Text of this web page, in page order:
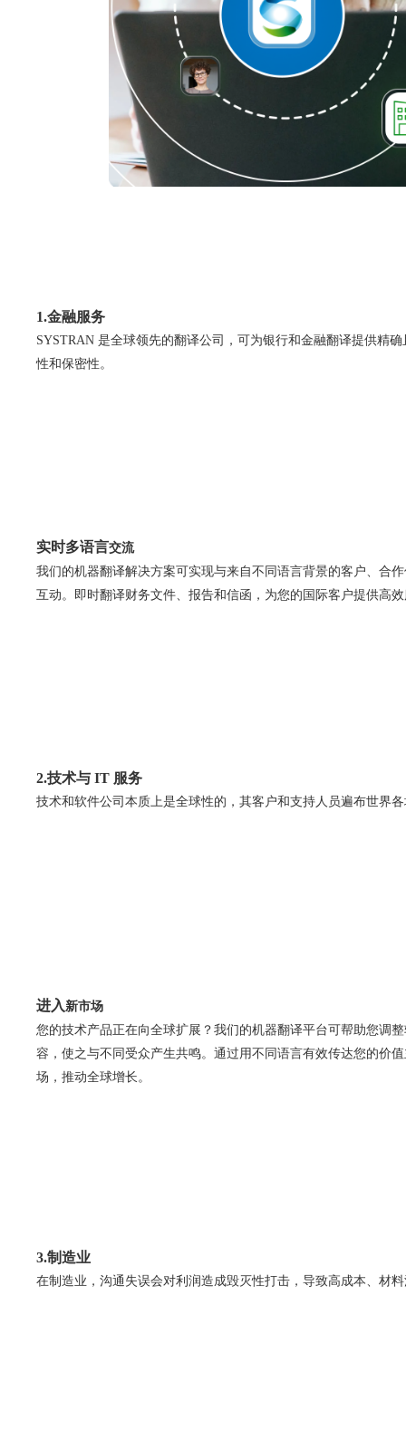
1.金融服务
SYSTRAN 是全球领先的翻译公司，可为银行和金融翻译提供精
性和保密性。
实时多语言交流
我们的机器翻译解决方案可实现与来自不同语言背景的客户、合
互动。即时翻译财务文件、报告和信函，为您的国际客户提供高
2.技术与 IT 服务
技术和软件公司本质上是全球性的，其客户和支持人员遍布世界
进入新市场
您的技术产品正在向全球扩展？我们的机器翻译平台可帮助您调
容，使之与不同受众产生共鸣。通过用不同语言有效传达您的价
场，推动全球增长。
3.制造业
在制造业，沟通失误会对利润造成毁灭性打击，导致高成本、材